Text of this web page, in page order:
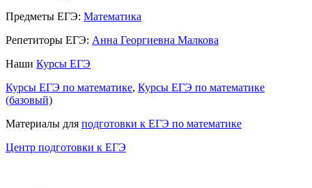
Предметы ЕГЭ: Математика
Репетиторы ЕГЭ: Анна Георгиевна Малкова
Наши Курсы ЕГЭ
Курсы ЕГЭ по математике, Курсы ЕГЭ по математике
(базовый)
Материалы для подготовки к ЕГЭ по математике
Центр подготовки к ЕГЭ